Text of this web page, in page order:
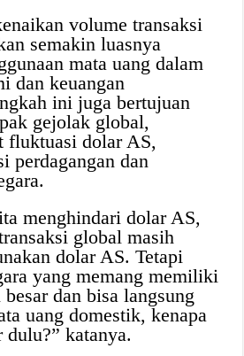
volume transaksi
semakin luasnya
mata uang dalam
dan keuangan
ini juga bertujuan
gejolak global,
fluktuasi dolar AS,
perdagangan dan
menghindari dolar AS,
global masih
dolar AS. Tetapi
yang memang memiliki
dan bisa langsung
uang domestik, kenapa
katanya.